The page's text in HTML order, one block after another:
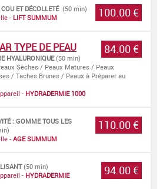
100.00 €
ET DÉCOLLETÉ(50 min)
- LIFT SUMMUM
84.00 €
TYPE DE PEAU
HYALURONIQUE(50 min)
Sèches / Peaux Matures / Peaux
/ Taches Brunes / Peaux à Préparer au
- HYDRADERMIE1000
110.00 €
: GOMME TOUS LES
- AGE SUMMUM
94.00 €
(50 min)
- HYDRADERMIE